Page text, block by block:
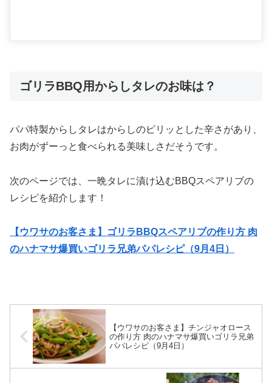
ゴリラBBQ用からしタレのお味は？
パパ特製からしタレはからしのピリッとした辛さがあり、
お肉がずーっと食べられる美味しさだそうです。
次のページでは、一晩タレに漬け込むBBQスペアリブの
レシピを紹介します！
【ウワサのお客さま】ゴリラBBQスペアリブの作り方 肉
のハナマサ爆買いゴリラ兄弟パパレシピ（9月4日）
【ウワサのお客さま】チンジャオロース
の作り方 肉のハナマサ爆買いゴリラ兄弟
パパレシピ（9月4日）